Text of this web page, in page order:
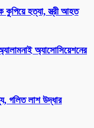
কুপিয়ে হত্যা, স্ত্রী আহত
অ্যাসোসিয়েশনের
গলিত লাশ উদ্ধার